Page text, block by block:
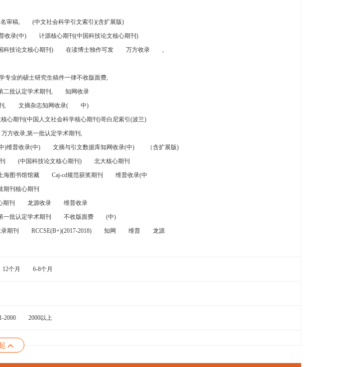
审稿,
(中文社会科学引文索引)(含扩展版)
收录(中)
计源核心期刊(中国科技论文核心期刊)
科技论文核心期刊) 在读博士独作可发 万方收录
,
专业的硕士研究生稿件一律不收版面费,
二批认定学术期刊,
知网收录
, 文摘杂志知网收录(
中)
心期刊(中国人文社会科学核心期刊)哥白尼索引(波兰)
万方收录,第一批认定学术期刊,
)维普收录(中)
文摘与引文数据库知网收录(中)
（含扩展版)
(中国科技论文核心期刊)
北大核心期刊
海图书馆馆藏 Caj-cd规范获奖期刊
维普收录(中
期刊核心期刊
期刊
龙源收录
维普收录
一批认定学术期刊 不收版面费
(中)
期刊 RCCSE(B+)(2017-2018) 知网 维普
龙源
12个月 6-8个月
2000 2000以上